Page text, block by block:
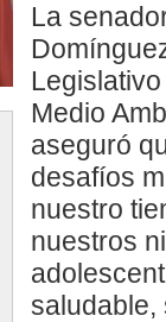
La
Medio
aseguró
desafíos
nuestro
nuestros
saludable,